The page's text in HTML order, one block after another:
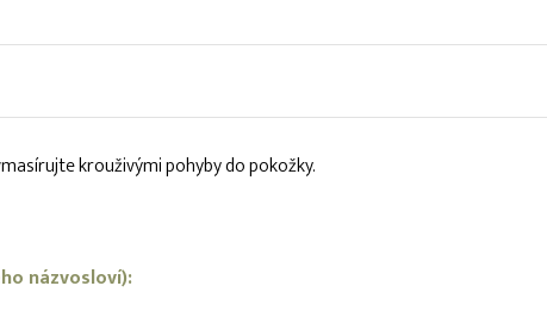
krouživými pohyby do pokožky.
názvosloví):